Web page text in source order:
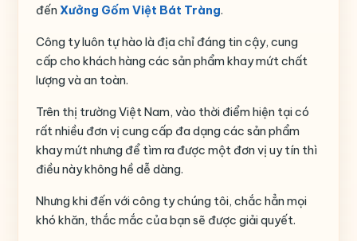
đến Xưởng Gốm Việt Bát Tràng.
Công ty luôn tự hào là địa chỉ đáng tin cậy, cung
cấp cho khách hàng các sản phẩm khay mứt chất
lượng và an toàn.
Trên thị trường Việt Nam, vào thời điểm hiện tại có
rất nhiều đơn vị cung cấp đa dạng các sản phẩm
khay mứt nhưng để tìm ra được một đơn vị uy tín thì
điều này không hề dễ dàng.
Nhưng khi đến với công ty chúng tôi, chắc hẳn mọi
khó khăn, thắc mắc của bạn sẽ được giải quyết.